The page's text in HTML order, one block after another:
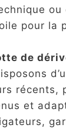
ou
pour la
de
récents,
et